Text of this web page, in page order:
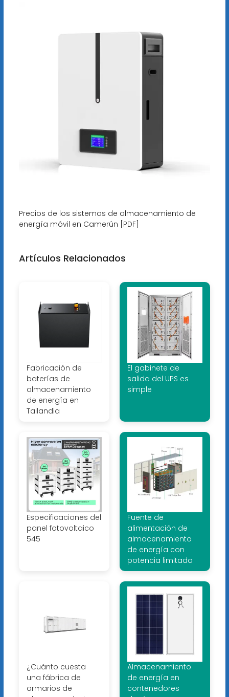
Precios de los sistemas de almacenamiento de
energía móvil en Camerún [PDF]
Artículos Relacionados
Fabricación de
baterías de
almacenamiento
de energía en
Tailandia
El gabinete de
salida del UPS es
simple
Especificaciones del
panel fotovoltaico
545
Fuente de
alimentación de
almacenamiento
de energía con
potencia limitada
¿Cuánto cuesta
una fábrica de
armarios de
Almacenamiento
de energía en
contenedores